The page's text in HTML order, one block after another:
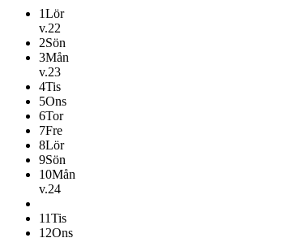
1Lör
v.22
2Sön
3Mån
v.23
4Tis
5Ons
6Tor
7Fre
8Lör
9Sön
10Mån
v.24
11Tis
12Ons